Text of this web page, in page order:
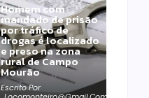
Homem com
mandado de prisão
por tráfico de
drogas é localizado
e preso na zona
rural de Campo
Mourão
Escrito Por